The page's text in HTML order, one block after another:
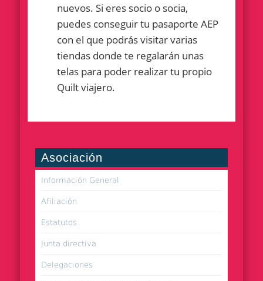
nuevos. Si eres socio o socia,
puedes conseguir tu pasaporte AEP
con el que podrás visitar varias
tiendas donde te regalarán unas
telas para poder realizar tu propio
Quilt viajero.
Asociación
Información General
Afiliación
Estatutos
Junta directiva
Delegaciones